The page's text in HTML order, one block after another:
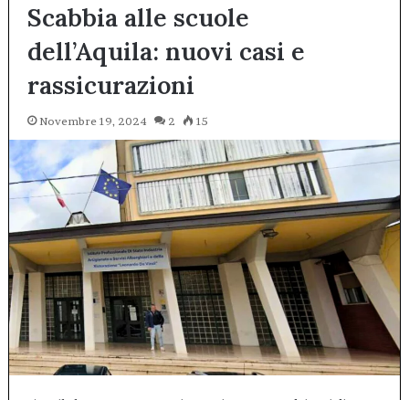
Scabbia alle scuole
dell’Aquila: nuovi casi e
rassicurazioni
Novembre 19, 2024 2 15